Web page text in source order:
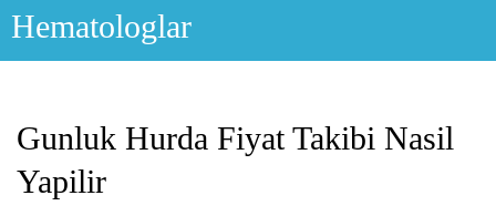
Skip
Hematologlar
Gunluk Hurda Fiyat Takibi Nasil
Yapilir